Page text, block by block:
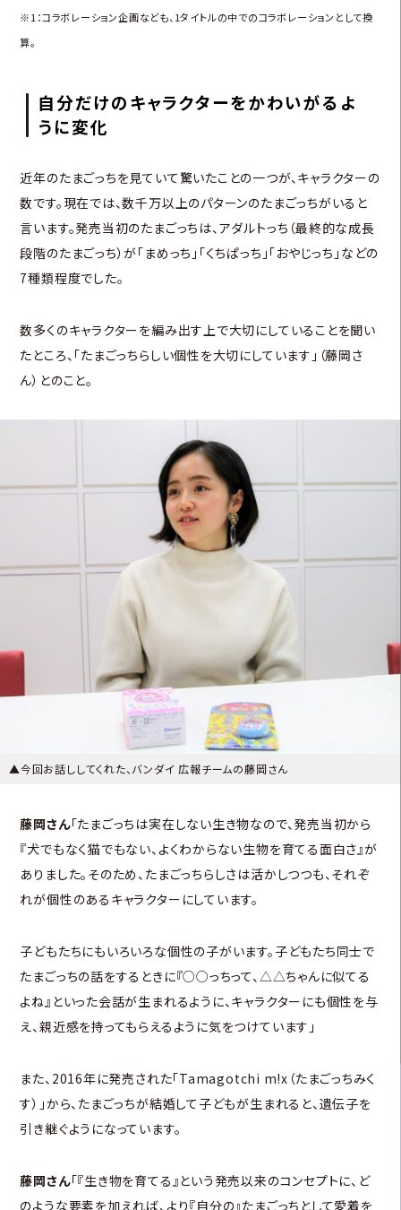
※1：コラボレーション企画なども、1タイトルの中でのコラボレーションとして換
算。
自分だけのキャラクターをかわいがるよ
うに変化
近年のたまごっちを見ていて驚いたことの一つが、キャラクターの
数です。現在では、数千万以上のパターンのたまごっちがいると
言います。発売当初のたまごっちは、アダルトっち（最終的な成長
段階のたまごっち）が「まめっち」「くちぱっち」「おやじっち」などの
7種類程度でした。
数多くのキャラクターを編み出す上で大切にしていることを聞い
たところ、「たまごっちらしい個性を大切にしています」（藤岡さ
ん）とのこと。
▲今回お話ししてくれた、バンダイ 広報チームの藤岡さん
藤岡さん「たまごっちは実在しない生き物なので、発売当初から
『犬でもなく猫でもない、よくわからない生物を育てる面白さ』が
ありました。そのため、たまごっちらしさは活かしつつも、それぞ
れが個性のあるキャラクターにしています。
子どもたちにもいろいろな個性の子がいます。子どもたち同士で
たまごっちの話をするときに『○○っちって、△△ちゃんに似てる
よね』といった会話が生まれるように、キャラクターにも個性を与
え、親近感を持ってもらえるように気をつけています」
また、2016年に発売された「Tamagotchi m!x（たまごっちみく
す）」から、たまごっちが結婚して子どもが生まれると、遺伝子を
引き継ぐようになっています。
藤岡さん「『生き物を育てる』という発売以来のコンセプトに、ど
のような要素を加えれば、より『自分の』たまごっちとして愛着を